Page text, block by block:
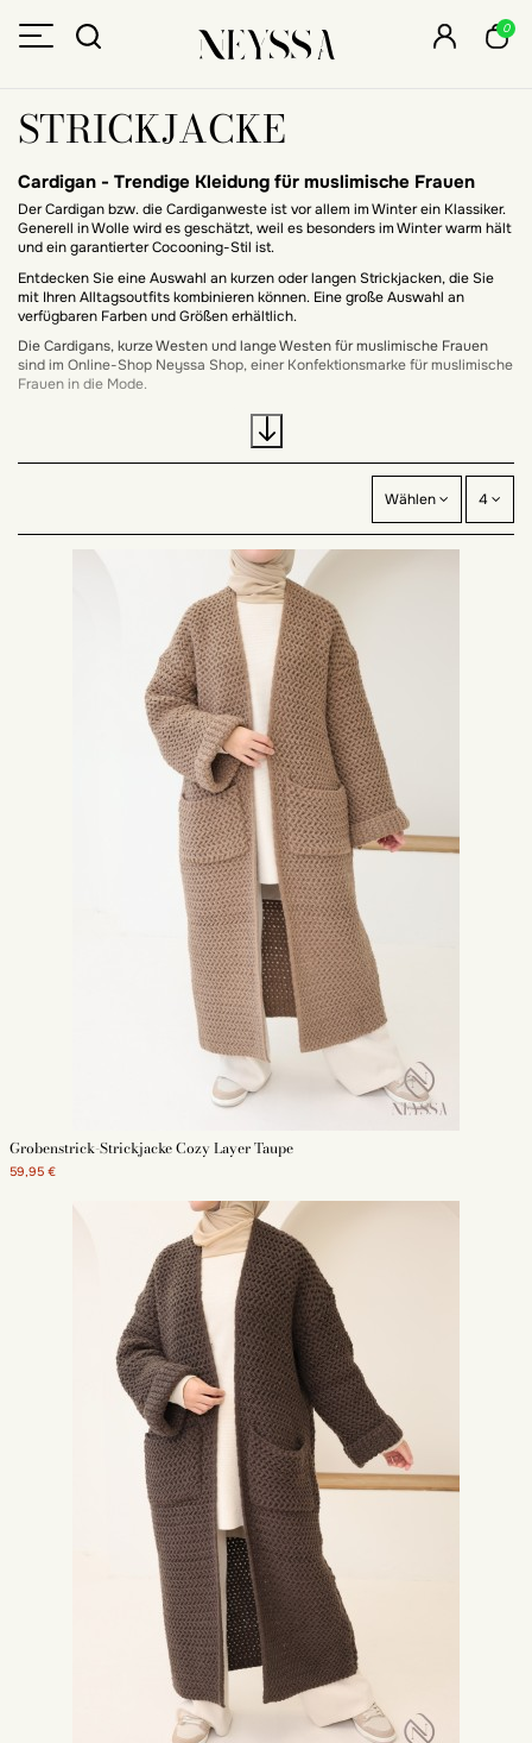
0
STRICKJACKE
Cardigan - Trendige Kleidung für muslimische Frauen
Der Cardigan bzw. die Cardiganweste ist vor allem im Winter ein Klassiker.
Generell in Wolle wird es geschätzt, weil es besonders im Winter warm hält
und ein garantierter Cocooning-Stil ist.
Entdecken Sie eine Auswahl an kurzen oder langen Strickjacken, die Sie
mit Ihren Alltagsoutfits kombinieren können. Eine große Auswahl an
verfügbaren Farben und Größen erhältlich.
DieCardigans, kurze Westen und lange Westen für muslimische Frauen
sind im Online-Shop Neyssa Shop, einer Konfektionsmarke für muslimische
Frauen in die Mode.
Genießen Sie die kostenlose Lieferung ab 69 €. Aktionen das ganze Jahr
Wählen 4
Grobenstrick-Strickjacke Cozy Layer Taupe
59,95 €